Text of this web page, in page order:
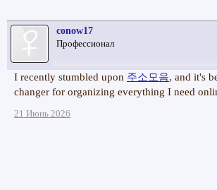
conow17
Профессионал
I recently stumbled upon 주소모음, and it's
changer for organizing everything I need
21 Июнь 2026